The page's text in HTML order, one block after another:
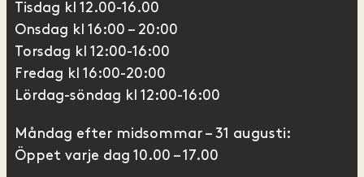
Tisdag kl 12.00-16.00
Onsdag kl 16:00 – 20:00
Torsdag kl 12:00-16:00
Fredag kl 16:00-20:00
Lördag-söndag kl 12:00-16:00
Måndag efter midsommar – 31 augusti:
Öppet varje dag 10.00 – 17.00